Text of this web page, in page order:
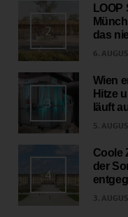
2
LOOP
das
6.
3
Wien
Hitze
läuft
5.
4
Coole
der
3.